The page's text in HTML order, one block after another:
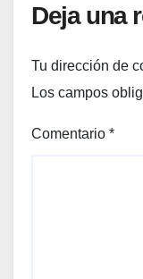
Deja una
Tu dirección de
Los campos
Comentario *